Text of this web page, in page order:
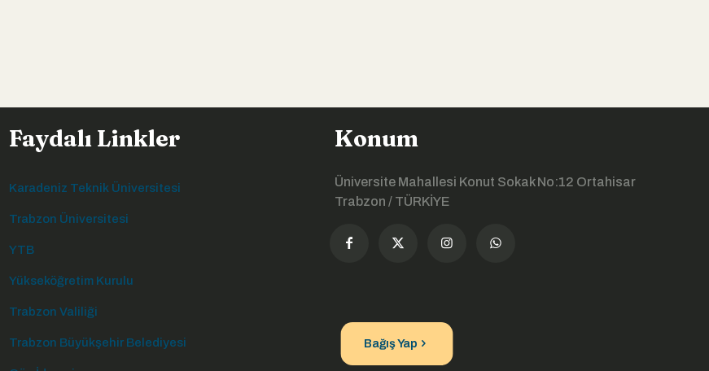
Faydalı Linkler
Karadeniz Teknik Üniversitesi
Trabzon Üniversitesi
YTB
Yükseköğretim Kurulu
Trabzon Valiliği
Trabzon Büyükşehir Belediyesi
Konum
Üniversite Mahallesi Konut Sokak No:12 Ortahisar
Trabzon / TÜRKİYE
Bağış Yap